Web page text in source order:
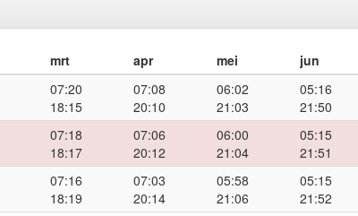
mrt apr mei jun
07:20
18:15
07:08
20:10
06:02
21:03
05:16
21:50
07:18
18:17
07:06
20:12
06:00
21:04
05:15
21:51
07:16
18:19
07:03
20:14
05:58
21:06
05:15
21:52